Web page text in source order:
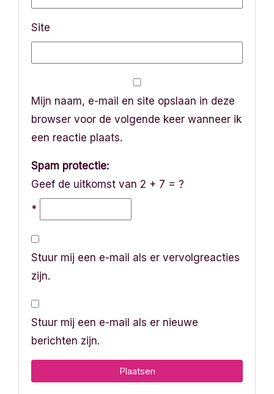
Site
Mijn naam, e-mail en site opslaan in deze
browser voor de volgende keer wanneer ik
een reactie plaats.
Spam protectie:
Geef de uitkomst van 2 + 7 = ?
*
Stuur mij een e-mail als er vervolgreacties
zijn.
Stuur mij een e-mail als er nieuwe
berichten zijn.